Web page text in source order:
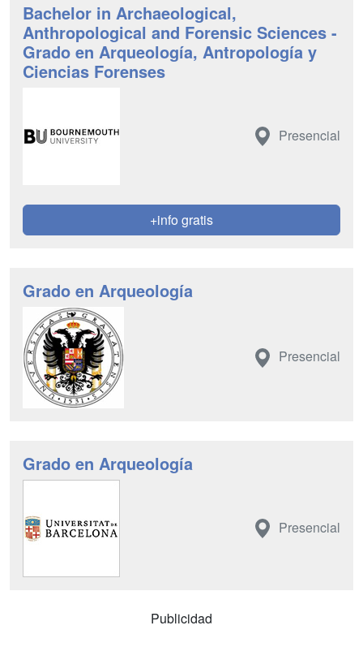
Bachelor in Archaeological,
Anthropological and Forensic Sciences -
Grado en Arqueología, Antropología y
Ciencias Forenses
Presencial
+info gratis
Grado en Arqueología
Presencial
Grado en Arqueología
Presencial
Publicidad